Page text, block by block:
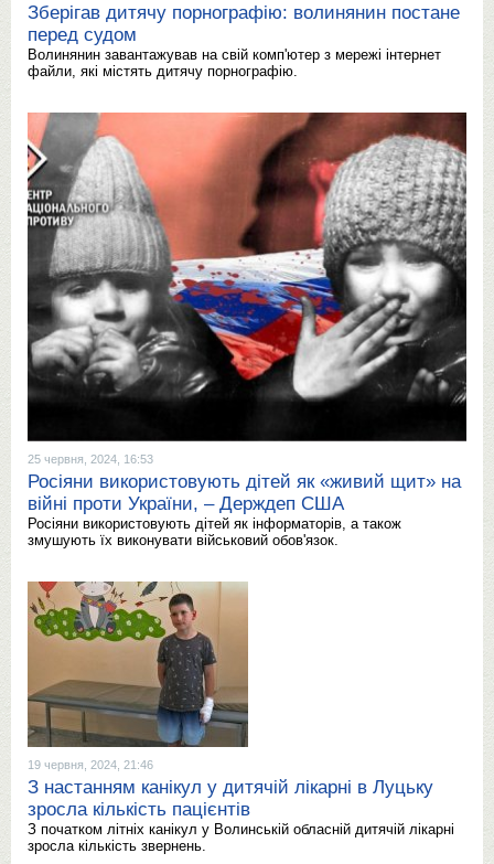
Зберігав дитячу порнографію: волинянин постане
перед судом
Волинянин завантажував на свій комп'ютер з мережі інтернет
файли, які містять дитячу порнографію.
25 червня, 2024, 16:53
Росіяни використовують дітей як «живий щит» на
війні проти України, – Держдеп США
Росіяни використовують дітей як інформаторів, а також
змушують їх виконувати військовий обов'язок.
19 червня, 2024, 21:46
З настанням канікул у дитячій лікарні в Луцьку
зросла кількість пацієнтів
З початком літніх канікул у Волинській обласній дитячій лікарні
зросла кількість звернень.